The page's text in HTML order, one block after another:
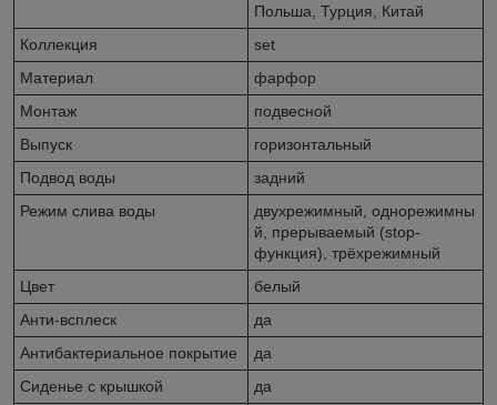
Польша, Турция, Китай
Коллекция
set
Материал
фарфор
Монтаж
подвесной
Выпуск
горизонтальный
Подвод воды
задний
Режим слива воды
двухрежимный, однорежимны
й, прерываемый (stop-
функция), трёхрежимный
Цвет
белый
Анти-всплеск
да
Антибактериальное покрытие
да
Сиденье c крышкой
да